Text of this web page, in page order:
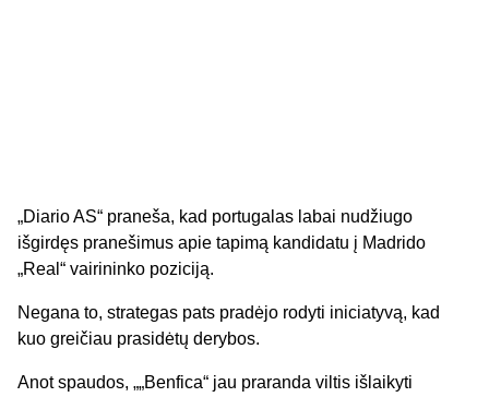
„Diario AS“ praneša, kad portugalas labai nudžiugo
išgirdęs pranešimus apie tapimą kandidatu į Madrido
„Real“ vairininko poziciją.
Negana to, strategas pats pradėjo rodyti iniciatyvą, kad
kuo greičiau prasidėtų derybos.
Anot spaudos, „„Benfica“ jau praranda viltis išlaikyti